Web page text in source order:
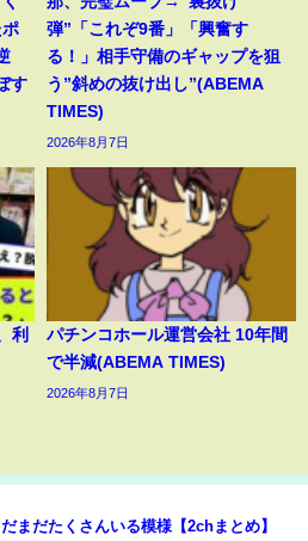
す
弾”「これぞ9番」「興奮す
る！」相手守備のギャップを狙
う”斜めの抜け出し”(ABEMA
TIMES)
2026年8月7日
利
パチンコホール運営会社 10年間
で半減(ABEMA TIMES)
2026年8月7日
まだたくさんいる模様【2chまとめ】